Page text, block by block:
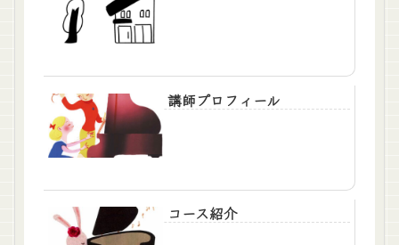
講師プロフィール
コース紹介